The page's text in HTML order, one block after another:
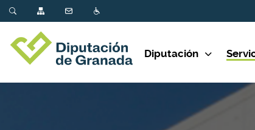
Diputación